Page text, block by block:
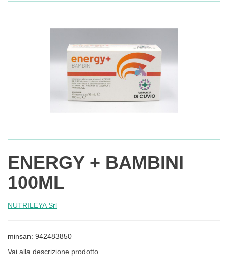
ENERGY + BAMBINI
100ML
NUTRILEYA Srl
minsan: 942483850
Vai alla descrizione prodotto